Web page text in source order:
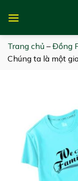
Trang chủ – Đồng
Chúng ta là một